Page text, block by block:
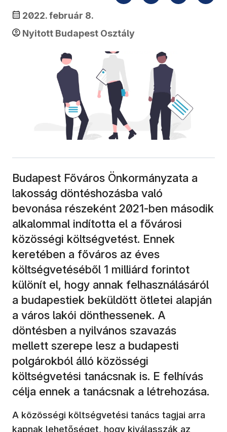
2022. február 8.
Nyitott Budapest Osztály
Budapest Főváros Önkormányzata a
lakosság döntéshozásba való
bevonása részeként 2021-ben második
alkalommal indította el a fővárosi
közösségi költségvetést. Ennek
keretében a főváros az éves
költségvetéséből 1 milliárd forintot
különít el, hogy annak felhasználásáról
a budapestiek beküldött ötletei alapján
a város lakói dönthessenek. A
döntésben a nyilvános szavazás
mellett szerepe lesz a budapesti
polgárokból álló közösségi
költségvetési tanácsnak is. E felhívás
célja ennek a tanácsnak a létrehozása.
A közösségi költségvetési tanács tagjai arra
kapnak lehetőséget, hogy kiválasszák az